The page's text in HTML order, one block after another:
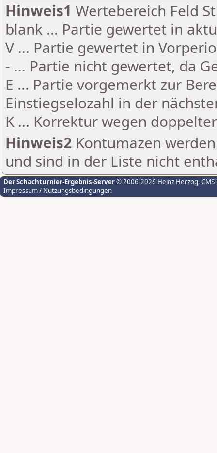
Hinweis1 Wertebereich Feld
blank ... Partie gewertet in
V ... Partie gewertet in
- ... Partie nicht gewertet, da
E ... Partie vorgemerkt zur
Einstiegselozahl in der
K ... Korrektur wegen
Hinweis2 Kontumazen
und sind in der Liste nicht
Der Schachturnier-Ergebnis-Server© 2006-2026 Heinz Herzog,
Impressum / Nutzungsbedingungen